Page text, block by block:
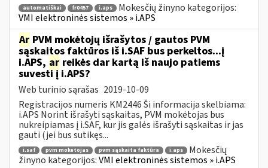
automatiškai fr0457 i.aps
Mokesčių žinyno kategorijos:
VMI elektroninės sistemos » i.APS
Ar PVM mokėtojų išrašytos / gautos PVM
sąskaitos faktūros iš i.SAF bus perkeltos...į
i.APS, ar reikės dar kartą iš naujo patiems
suvesti į i.APS?
Web turinio sąrašas 2019-10-09
Registracijos numeris KM2446 Ši informacija skelbiama:
i.APS Norint išrašyti sąskaitas, PVM mokėtojas bus
nukreipiamas į i.SAF, kur jis galės išrašyti sąskaitas ir jas
gauti (jei bus sutikęs...
i.saf pvm mokėtojas pvm sąskaita faktūra i.aps
Mokesčių
žinyno kategorijos:VMI elektroninės sistemos » i.APS